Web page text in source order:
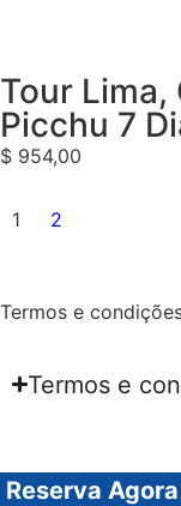
Tour Lima,
Picchu 7
$ 954,00
1 2
Termos e
Termos e
Reserva Agora